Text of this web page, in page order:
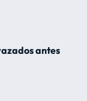
antes